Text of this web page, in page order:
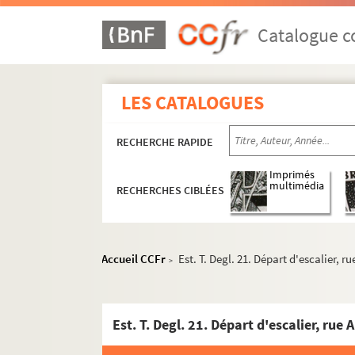
Catalogue
LES CATALOGUES
RECHERCHE RAPIDE
RECHERCHES CIBLÉES
Imprimés
multimédia
Accueil CCFr > Est. T. Degl. 21. Départ d'escalier,
Est. T. Degl. 21. Départ d'escalier, rue
Est. T. Degl. 2. La Seine à Villequier (S.-I.) /
Est. T. Degl. 3. Vue du clocher d'Harfleur (S.-I.)
Est. T. Degl. 4. Vue d'un château flanqué de